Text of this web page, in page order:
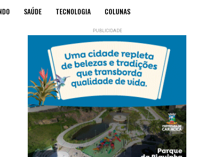
SAÚDE TECNOLOGIA COLUNAS